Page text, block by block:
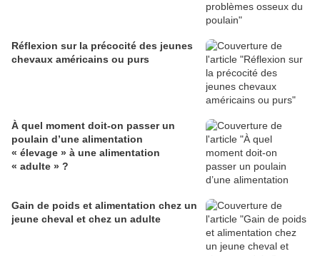
Réflexion sur la précocité des jeunes
chevaux américains ou purs
À quel moment doit-on passer un
poulain d’une alimentation
« élevage » à une alimentation
« adulte » ?
Gain de poids et alimentation chez un
jeune cheval et chez un adulte